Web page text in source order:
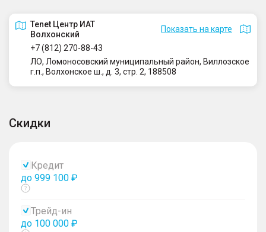
Tenet Центр ИАТ
Волхонский
Показать на карте
+7 (812) 270-88-43
ЛО, Ломоносовский муниципальный район, Виллозское
г.п., Волхонское ш., д. 3, стр. 2, 188508
Скидки
Кредит
до 999 100 ₽
Показать
Трейд-ин
до 100 000 ₽